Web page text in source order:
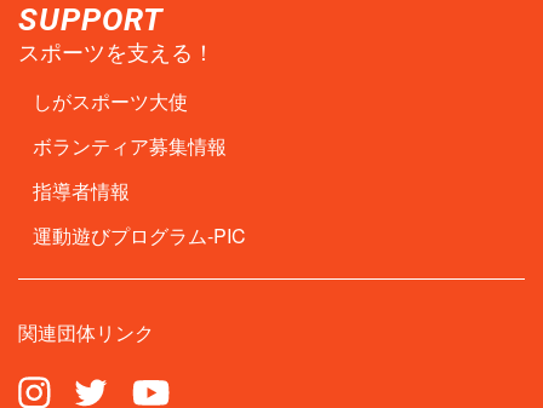
SUPPORT
スポーツを支える！
しがスポーツ大使
ボランティア募集情報
指導者情報
運動遊びプログラム-PIC
関連団体リンク